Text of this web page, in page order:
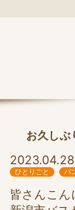
お久しぶ
2023.04.28
ひとりごと パ
皆さんこん